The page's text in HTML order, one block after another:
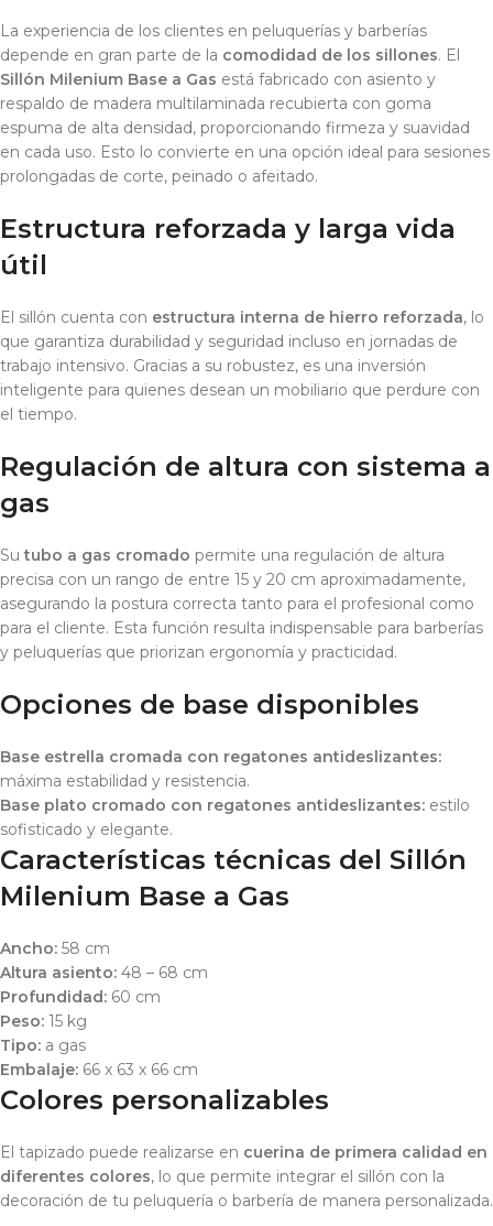
La experiencia de los clientes en peluquerías y barberías
depende en gran parte de la comodidad de los sillones. El
Sillón Milenium Base a Gas está fabricado con asiento y
respaldo de madera multilaminada recubierta con goma
espuma de alta densidad, proporcionando firmeza y suavidad
en cada uso. Esto lo convierte en una opción ideal para sesiones
prolongadas de corte, peinado o afeitado.
Estructura reforzada y larga vida
útil
El sillón cuenta con estructura interna de hierro reforzada, lo
que garantiza durabilidad y seguridad incluso en jornadas de
trabajo intensivo. Gracias a su robustez, es una inversión
inteligente para quienes desean un mobiliario que perdure con
el tiempo.
Regulación de altura con sistema a
gas
Sutubo a gas cromado permite una regulación de altura
precisa con un rango de entre 15 y 20 cm aproximadamente,
asegurando la postura correcta tanto para el profesional como
para el cliente. Esta función resulta indispensable para barberías
y peluquerías que priorizan ergonomía y practicidad.
Opciones de base disponibles
Base estrella cromada con regatones antideslizantes:
máxima estabilidad y resistencia.
Base plato cromado con regatones antideslizantes: estilo
sofisticado y elegante.
Características técnicas del Sillón
Milenium Base a Gas
Ancho: 58 cm
Altura asiento: 48 – 68 cm
Profundidad: 60 cm
Peso: 15 kg
Tipo: a gas
Embalaje: 66 x 63 x 66 cm
Colores personalizables
El tapizado puede realizarse en cuerina de primera calidad en
diferentes colores, lo que permite integrar el sillón con la
decoración de tu peluquería o barbería de manera personalizada.